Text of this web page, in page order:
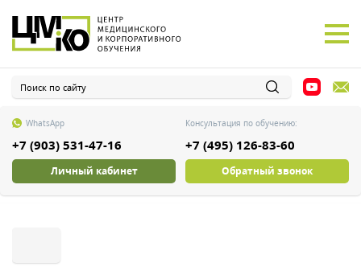
WhatsApp
+7 (903) 531-47-16
Консультация по обучению:
+7 (495) 126-83-60
Личный кабинет Обратный звонок